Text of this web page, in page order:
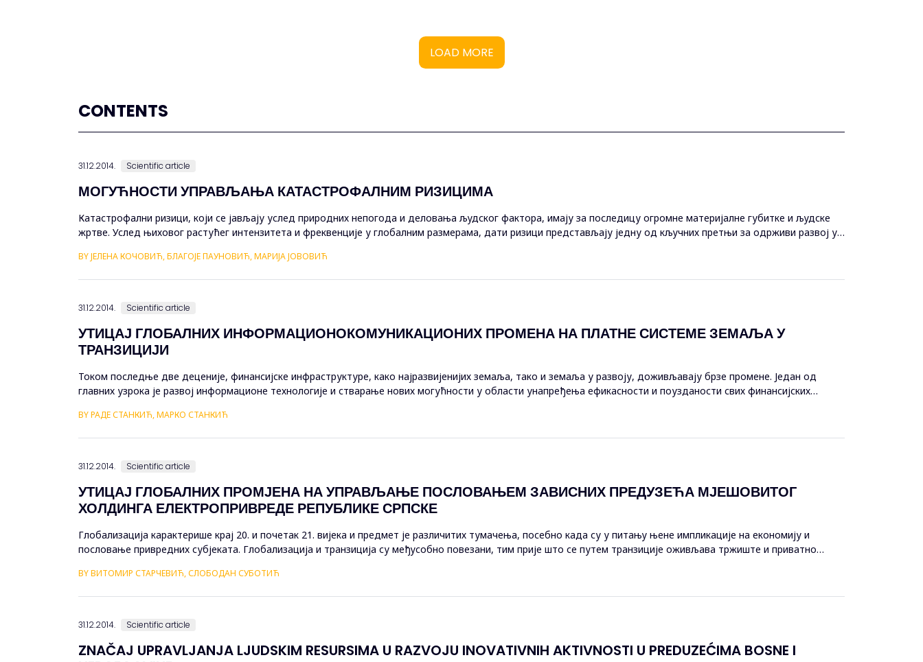
LOAD MORE
CONTENTS
31.12.2014. Scientific article
МОГУЋНОСТИ УПРАВЉАЊА КАТАСТРОФАЛНИМ РИЗИЦИМА
Катастрофални ризици, који се јављају услед природних непогода и деловања људског фактора, имају за последицу огромне материјалне губитке и људске
жртве. Услед њиховог растућег интензитета и фреквенције у глобалним размерама, дати ризици представљају једну од кључних претњи за одрживи развој у
BY ЈЕЛЕНА КОЧОВИЋ, БЛАГОЈЕ ПАУНОВИЋ, МАРИЈА ЈОВОВИЋ
31.12.2014. Scientific article
УТИЦАЈ ГЛОБАЛНИХ ИНФОРМАЦИОНОКОМУНИКАЦИОНИХ ПРОМЕНА НА ПЛАТНЕ СИСТЕМЕ ЗЕМАЉА У
ТРАНЗИЦИЈИ
Током последње две деценије, финансијске инфраструктуре, како најразвијенијих земаља, тако и земаља у развоју, доживљавају брзе промене. Један од
главних узрока је развој информационе технологије и стварање нових могућности у области унапређења ефикасности и поузданости свих финансијских
BY РАДЕ СТАНКИЋ, МАРКО СТАНКИЋ
31.12.2014. Scientific article
УТИЦАЈ ГЛОБАЛНИХ ПРОМЈЕНА НА УПРАВЉАЊЕ ПОСЛОВАЊЕМ ЗАВИСНИХ ПРЕДУЗЕЋА МЈЕШОВИТОГ
ХОЛДИНГА ЕЛЕКТРОПРИВРЕДЕ РЕПУБЛИКЕ СРПСКЕ
Глобализација карактерише крај 20. и почетак 21. вијека и предмет је различитих тумачења, посебно када су у питању њене импликације на економију и
пословање привредних субјеката. Глобализација и транзиција су међусобно повезани, тим прије што се путем транзиције оживљава тржиште и приватно
BY ВИТОМИР СТАРЧЕВИЋ, СЛОБОДАН СУБОТИЋ
31.12.2014. Scientific article
ZNAČAJ UPRAVLJANJA LJUDSKIM RESURSIMA U RAZVOJU INOVATIVNIH AKTIVNOSTI U PREDUZEĆIMA BOSNE I